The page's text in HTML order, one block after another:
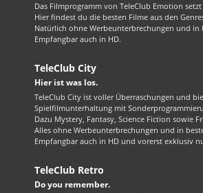
Das Filmprogramm von TeleClub Emotion
Hier findest du die besten Filme aus den
Natürlich ohne Werbeunterbrechungen und
Empfangbar auch in HD.
TeleClub City
Hier ist was los.
TeleClub City ist voller Überraschungen und
Spielfilmunterhaltung mit
Dazu Mystery, Fantasy, Science Fiction sowie
Alles ohne Werbeunterbrechungen und in
Empfangbar auch in HD und vorerst exklusiv
TeleClub Retro
Do you remember.